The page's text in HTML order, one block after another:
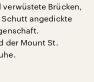
verwüstete Brücken,
Schutt angedickte
der Mount St.